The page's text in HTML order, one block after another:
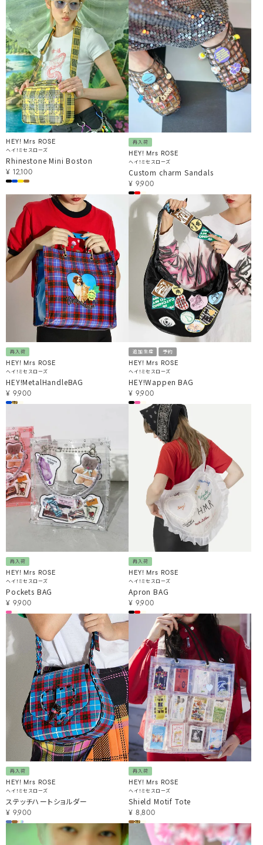
HEY! Mrs ROSE
ヘイ！ミセスローズ
Rhinestone Mini Boston
¥ 12,100
再入荷
HEY! Mrs ROSE
ヘイ！ミセスローズ
Custom charm Sandals
¥ 9,900
再入荷
HEY! Mrs ROSE
ヘイ！ミセスローズ
HEY!MetalHandleBAG
¥ 9,900
追加生産 予約
HEY! Mrs ROSE
ヘイ！ミセスローズ
HEY!Wappen BAG
¥ 9,900
再入荷
HEY! Mrs ROSE
ヘイ！ミセスローズ
Pockets BAG
¥ 9,900
再入荷
HEY! Mrs ROSE
ヘイ！ミセスローズ
Apron BAG
¥ 9,900
再入荷
HEY! Mrs ROSE
ヘイ！ミセスローズ
ステッチハートショルダー
¥ 9,900
再入荷
HEY! Mrs ROSE
ヘイ！ミセスローズ
Shield Motif Tote
¥ 8,800